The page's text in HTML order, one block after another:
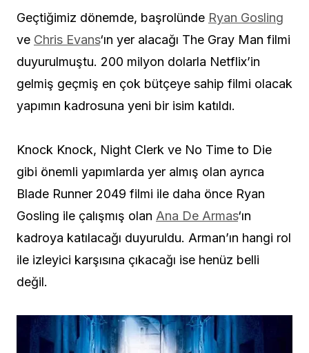
Geçtiğimiz dönemde, başrolünde Ryan Gosling
ve Chris Evans‘ın yer alacağı The Gray Man filmi
duyurulmuştu. 200 milyon dolarla Netflix’in
gelmiş geçmiş en çok bütçeye sahip filmi olacak
yapımın kadrosuna yeni bir isim katıldı.
Knock Knock, Night Clerk ve No Time to Die
gibi önemli yapımlarda yer almış olan ayrıca
Blade Runner 2049 filmi ile daha önce Ryan
Gosling ile çalışmış olan Ana De Armas‘ın
kadroya katılacağı duyuruldu. Arman’ın hangi rol
ile izleyici karşısına çıkacağı ise henüz belli
değil.